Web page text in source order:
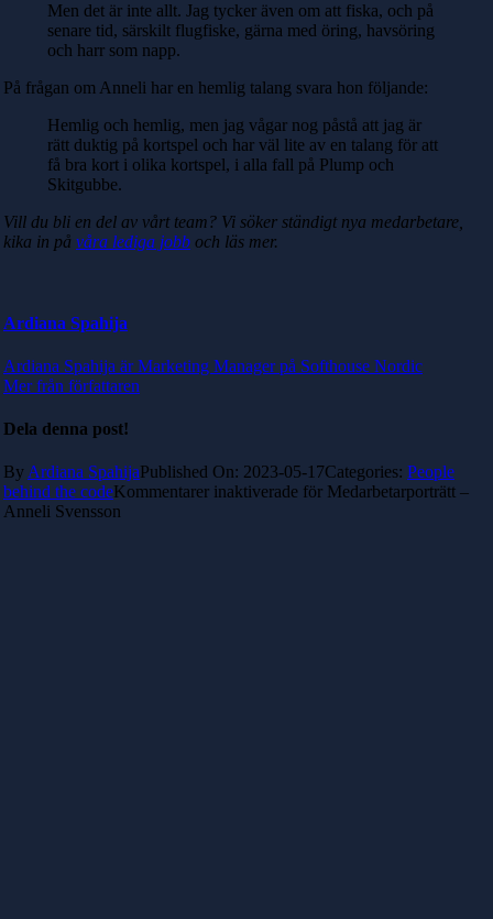
Men det är inte allt. Jag tycker även om att fiska, och på
senare tid, särskilt flugfiske, gärna med öring, havsöring
och harr som napp.
På frågan om Anneli har en hemlig talang svara hon följande:
Hemlig och hemlig, men jag vågar nog påstå att jag är
rätt duktig på kortspel och har väl lite av en talang för att
få bra kort i olika kortspel, i alla fall på Plump och
Skitgubbe.
Vill du bli en del av vårt team? Vi söker ständigt nya medarbetare,
kika in på våra lediga jobb och läs mer.
Ardiana Spahija
Ardiana Spahija är Marketing Manager på Softhouse Nordic
Mer från författaren
Dela denna post!
By Ardiana SpahijaPublished On: 2023-05-17Categories: People
behind the codeKommentarer inaktiverade för Medarbetarporträtt –
Anneli Svensson